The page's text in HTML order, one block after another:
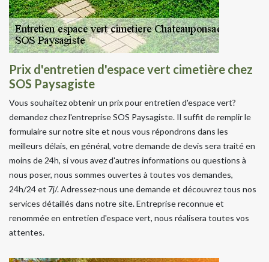
Prix d'entretien d'espace vert cimetière chez
SOS Paysagiste
Vous souhaitez obtenir un prix pour entretien d'espace vert?
demandez chez l'entreprise SOS Paysagiste. Il suffit de remplir le
formulaire sur notre site et nous vous répondrons dans les
meilleurs délais, en général, votre demande de devis sera traité en
moins de 24h, si vous avez d'autres informations ou questions à
nous poser, nous sommes ouvertes à toutes vos demandes,
24h/24 et 7j/. Adressez-nous une demande et découvrez tous nos
services détaillés dans notre site. Entreprise reconnue et
renommée en entretien d'espace vert, nous réalisera toutes vos
attentes.